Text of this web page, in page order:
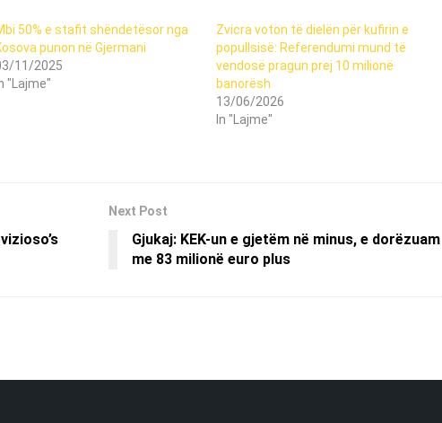
50% e stafit shëndetësor nga
punon në Gjermani
11/2025
"Lajme"
Zvicra voton të dielën për kufirin e
popullsisë: Referendumi mund të
vendosë pragun prej 10 milionë
banorësh
13/06/2026
In "Lajme"
Next Post
Gjukaj: KEK-un e gjetëm në minus, e dorëzuam
me 83 milionë euro plus